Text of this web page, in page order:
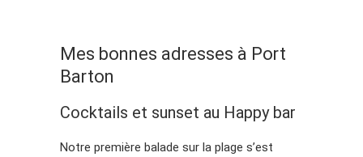
Mes bonnes adresses à Port
Barton
Cocktails et sunset au Happy bar
Notre première balade sur la plage s’est